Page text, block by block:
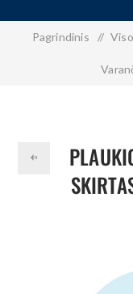
Pagrindinis /